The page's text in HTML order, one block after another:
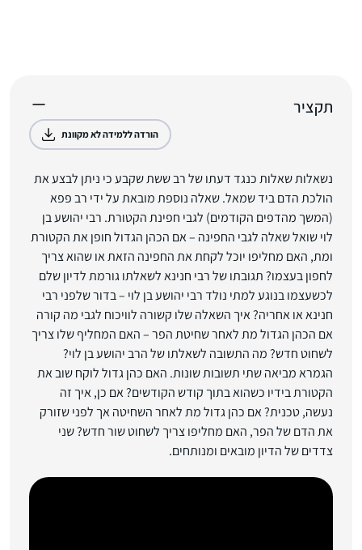
תקציר
הורדה ללמידה לא מקוונת
נשאלות שאלות כנגד דעתו של רב ששת שקבע כי ניתן לבצע את
הולכת הדם ביד שמאל. שאלה נוספת מובאת על ידי רב פפא
(המשך מהדפים הקודמים) לגבי חפינת הקטורת. רבי יהושע בן
לוי שואל שאלה לגבי החפינה – אם הכהן הגדול חופן את הקטורת
ומת, האם מחליפו יוכל לקחת את החפינה הזאת או שהוא צריך
לחפון בעצמו? תגובתו של רבי חנינא לשאלתו גורמת לדיון שלם
לכשעצמו בנוגע למתי נולד רבי יהושע בן לוי – בדור שלפני רבי
חנינא או אחריה? איך השאלה שלו קשורה לוויכוח לגבי מה קורה
אם הכהן הגדול מת לאחר שחיטת הפר – האם המחליף שלו צריך
לשחוט חדש? מה התשובה לשאלתו של הרב יהושע בן לוי?
הגמרא מביאה שתי תשובות שונות. האם כהן גדול לוקח שוב את
הקטורת בידיו כשהוא בתוך קודש הקודשים? אם כן, איך זה
נעשה, טכנית? אם כהן גדול מת לאחר השחיטה אך לפני שזורק
את הדם של הפר, האם מחליפו צריך לשחוט שור חדש? שני
צדדים של הדיון מובאים ומנותחים.